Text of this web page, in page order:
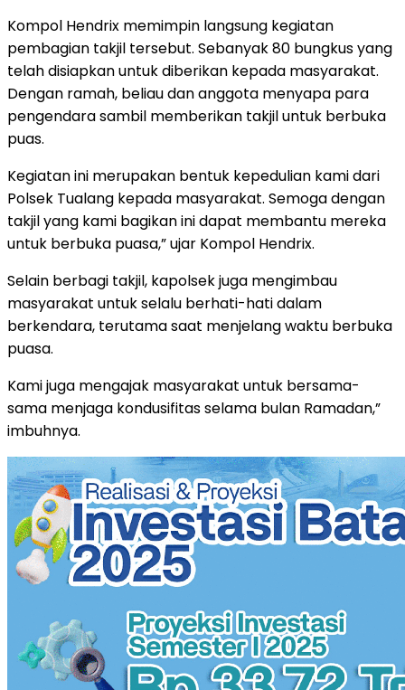
Kompol Hendrix memimpin langsung kegiatan
pembagian takjil tersebut. Sebanyak 80 bungkus yang
telah disiapkan untuk diberikan kepada masyarakat.
Dengan ramah, beliau dan anggota menyapa para
pengendara sambil memberikan takjil untuk berbuka
puas.
Kegiatan ini merupakan bentuk kepedulian kami dari
Polsek Tualang kepada masyarakat. Semoga dengan
takjil yang kami bagikan ini dapat membantu mereka
untuk berbuka puasa,” ujar Kompol Hendrix.
Selain berbagi takjil, kapolsek juga mengimbau
masyarakat untuk selalu berhati-hati dalam
berkendara, terutama saat menjelang waktu berbuka
puasa.
Kami juga mengajak masyarakat untuk bersama-
sama menjaga kondusifitas selama bulan Ramadan,”
imbuhnya.